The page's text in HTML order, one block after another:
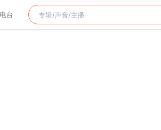
电台